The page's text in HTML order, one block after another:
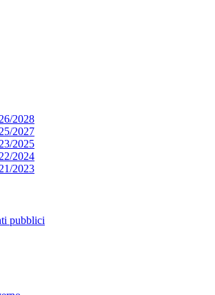
2028
2027
2025
2024
2023
pubblici